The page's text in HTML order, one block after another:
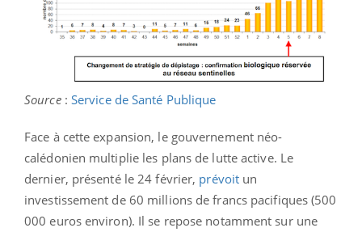
Source: Service de Santé Publique
Face à cette expansion, le gouvernement néo-
calédonien multiplie les plans de lutte active. Le
dernier, présenté le 24 février, prévoit un
investissement de 60 millions de francs pacifiques (500
000 euros environ). Il se repose notamment sur une